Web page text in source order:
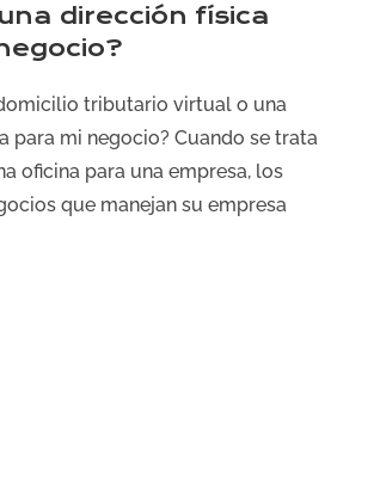
dirección física
tributario virtual o una
para mi negocio? Cuando se trata
oficina para una empresa, los
que manejan su empresa